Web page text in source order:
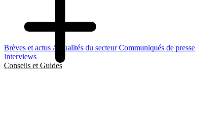
Brèves et actus Actualités du secteurCommuniqués de presse
Interviews
Conseils et Guides